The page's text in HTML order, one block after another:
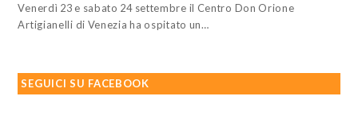
Venerdì 23 e sabato 24 settembre il Centro Don Orione
Artigianelli di Venezia ha ospitato un…
SEGUICI SU FACEBOOK